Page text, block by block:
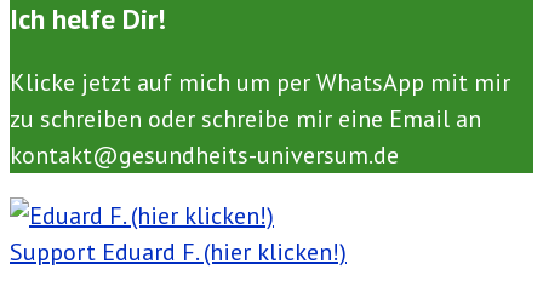
Ich helfe Dir!
Klicke jetzt auf mich um per WhatsApp mit mir
zu schreiben oder schreibe mir eine Email an
kontakt@gesundheits-universum.de
Support Eduard F. (hier klicken!)